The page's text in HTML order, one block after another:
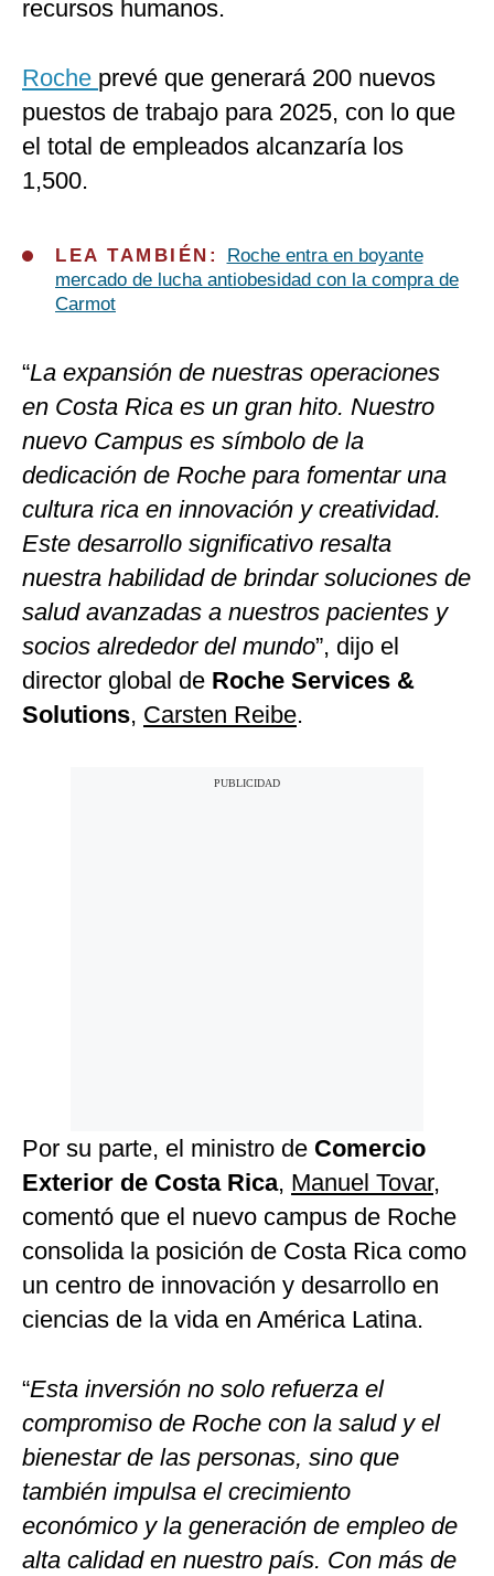
recursos humanos.
Roche prevé que generará 200 nuevos
puestos de trabajo para 2025, con lo que
el total de empleados alcanzaría los
1,500.
LEA TAMBIÉN:
Roche entra en boyante
mercado de lucha antiobesidad con la compra de
Carmot
“La expansión de nuestras operaciones
en Costa Rica es un gran hito. Nuestro
nuevo Campus es símbolo de la
dedicación de Roche para fomentar una
cultura rica en innovación y creatividad.
Este desarrollo significativo resalta
nuestra habilidad de brindar soluciones de
salud avanzadas a nuestros pacientes y
socios alrededor del mundo”, dijo el
director global de Roche Services &
Solutions, Carsten Reibe.
Por su parte, el ministro de Comercio
Exterior de Costa Rica, Manuel Tovar,
comentó que el nuevo campus de Roche
consolida la posición de Costa Rica como
un centro de innovación y desarrollo en
ciencias de la vida en América Latina.
“Esta inversión no solo refuerza el
compromiso de Roche con la salud y el
bienestar de las personas, sino que
también impulsa el crecimiento
económico y la generación de empleo de
alta calidad en nuestro país. Con más de